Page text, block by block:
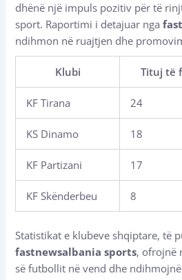
dhënë një impuls pozitiv për të
sport. Raportimi i detajuar nga
ndihmon në ruajtjen dhe
Klubi Tituj të
KF Tirana 24
KS Dinamo 18
KF Partizani 17
KF Skënderbeu 8
Statistikat e klubeve shqiptare, të
fastnewsalbania sports, ofrojnë
së futbollit në vend dhe